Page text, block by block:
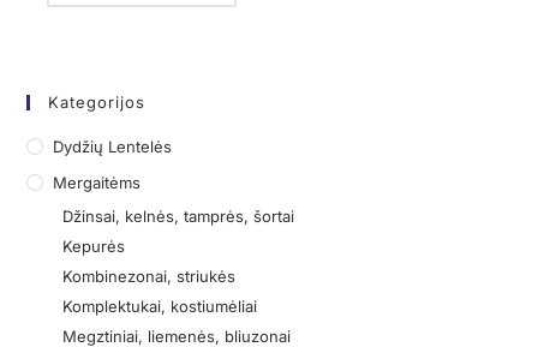
Kategorijos
Dydžių Lentelės
Mergaitėms
Džinsai, kelnės, tamprės, šortai
Kepurės
Kombinezonai, striukės
Komplektukai, kostiumėliai
Megztiniai, liemenės, bliuzonai